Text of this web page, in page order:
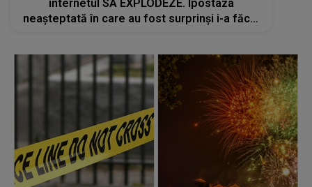
internetul SĂ EXPLODEZE. Ipostaza
neașteptată în care au fost surprinși i-a făcut